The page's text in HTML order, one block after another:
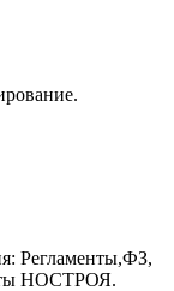
Регламенты,ФЗ,
НОСТРОЯ.